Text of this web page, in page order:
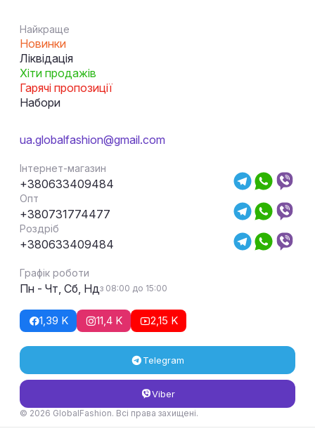
Найкраще
Новинки
Ліквідація
Хіти продажів
Гарячі пропозиції
Набори
ua.globalfashion@gmail.com
Інтернет-магазин
+380633409484
Опт
+380731774477
Роздріб
+380633409484
Графік роботи
Пн - Чт, Сб, Ндз 08:00 до 15:00
1,39 K 11,4 K 2,15 K
Telegram
Viber
© 2026 GlobalFashion. Всі права захищені.